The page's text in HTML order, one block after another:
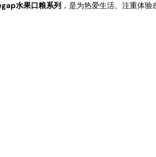
水果口粮系列，是为热爱生活、注重体验